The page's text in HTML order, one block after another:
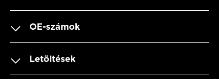
OE-számok
Letöltések